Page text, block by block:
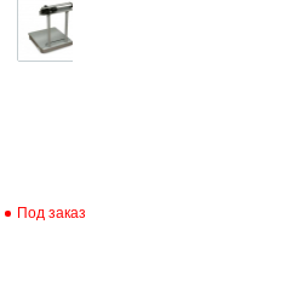
Под заказ